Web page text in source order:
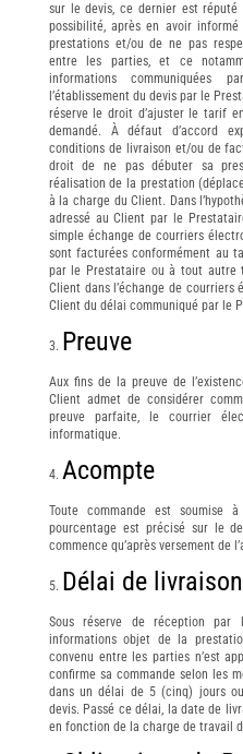
sur le devis, ce dernier est
possibilité, après en avoir
prestations et/ou de ne pas
entre les parties, et ce
informations communiquées
l’établissement du devis par le
réserve le droit d’ajuster le tarif
demandé. À défaut d’accord
conditions de livraison et/ou de
droit de ne pas débuter sa
réalisation de la prestation
à la charge du Client. Dans
adressé au Client par le
simple échange de courriers
sont facturées conformément au
par le Prestataire ou à tout
Client dans l’échange de
Client du délai communiqué par le
Preuve
Aux fins de la preuve de
Client admet de considérer
preuve parfaite, le courrier
informatique.
Acompte
Toute commande est soumise
pourcentage est précisé sur le
commence qu’après versement de
Délai de livraison
Sous réserve de réception par
informations objet de la
convenu entre les parties n’est
confirme sa commande selon les
dans un délai de 5 (cinq) jours
devis. Passé ce délai, la date de
en fonction de la charge de travail